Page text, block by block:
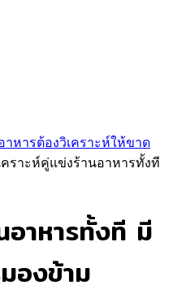
หารต้องวิเคราะห์ให้ขาด
คราะห์คู่แข่งร้านอาหารทั้งที
อาหารทั้งที มี
องข้าม